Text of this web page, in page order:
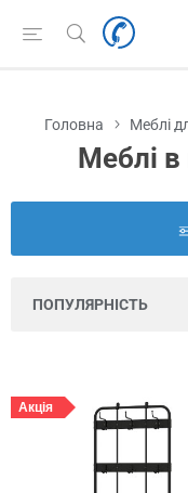
Наявність
Виробник
Ціна
Висота
Головна Меблі
Меблі в
Акція